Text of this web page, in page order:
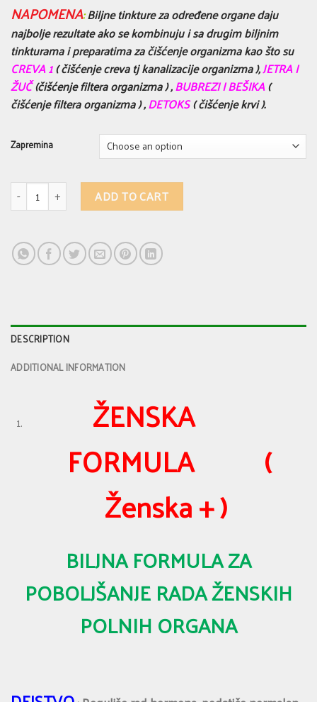
NAPOMENA:Biljne tinkture za određene organe daju
najbolje rezultate ako se kombinuju i sa drugim biljnim
tinkturama i preparatima za čišćenje organizma kao što su
CREVA 1( čišćenje creva tj kanalizacije organizma ),JETRA I
ŽUČ(čišćenje filtera organizma ) ,BUBREZII BEŠIKA(
čišćenje filtera organizma ) ,DETOKS( čišćenje krvi ).
Zapremina
ŽENSKA FORMULA ( Ženska + ) - biljna formula za poboljšanje rada
ADD TO CART
DESCRIPTION
ADDITIONAL INFORMATION
ŽENSKA
FORMULA (
Ženska + )
BILJNA FORMULA ZA
POBOLJŠANJE RADA ŽENSKIH
POLNIH ORGANA